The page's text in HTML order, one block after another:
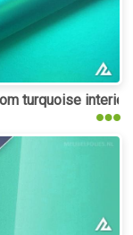
turquoise